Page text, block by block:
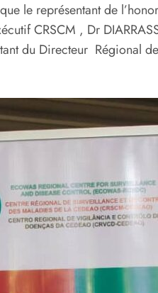
le représentant de
CRSCM , Dr
du Directeur Régional